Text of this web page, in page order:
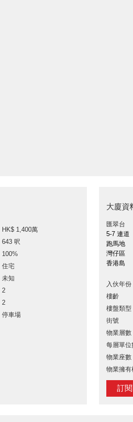
HK$ 1,400萬
643 呎
100%
住宅
未知
2
2
停車場
大廈資
匯翠台
5-7 連道
跑馬地
灣仔區
香港島
入伙年份
樓齡
樓盤類型
街號
物業層數
每層單位
物業座數
物業擁有
訂